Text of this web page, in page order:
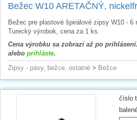
Bežec W10 ARETAČNÝ,
Bežec pre plastové špirálové zipsy W10 - 6
Turecký výrobok, cena za 1 ks.
Cena výrobku sa zobrazí až po
alebo prihláste.
Zipsy - pásy, bežce, ostatné > Bežce
číslo